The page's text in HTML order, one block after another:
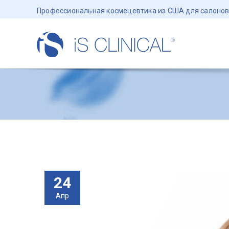
Профессиональная космецевтика из США для
24
Апр